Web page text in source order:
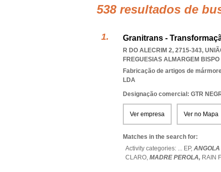
538 resultados de
Granitrans -
R DO ALECRIM 2, 2715-343,
FREGUESIAS ALMARGEM
Fabricação de artigos de
LDA
Designação comercial: GTR
Ver empresa Ver no Mapa
Matches in the search for:
Activity categories: ... EP,
CLARO, MADRE PEROLA, RAIN